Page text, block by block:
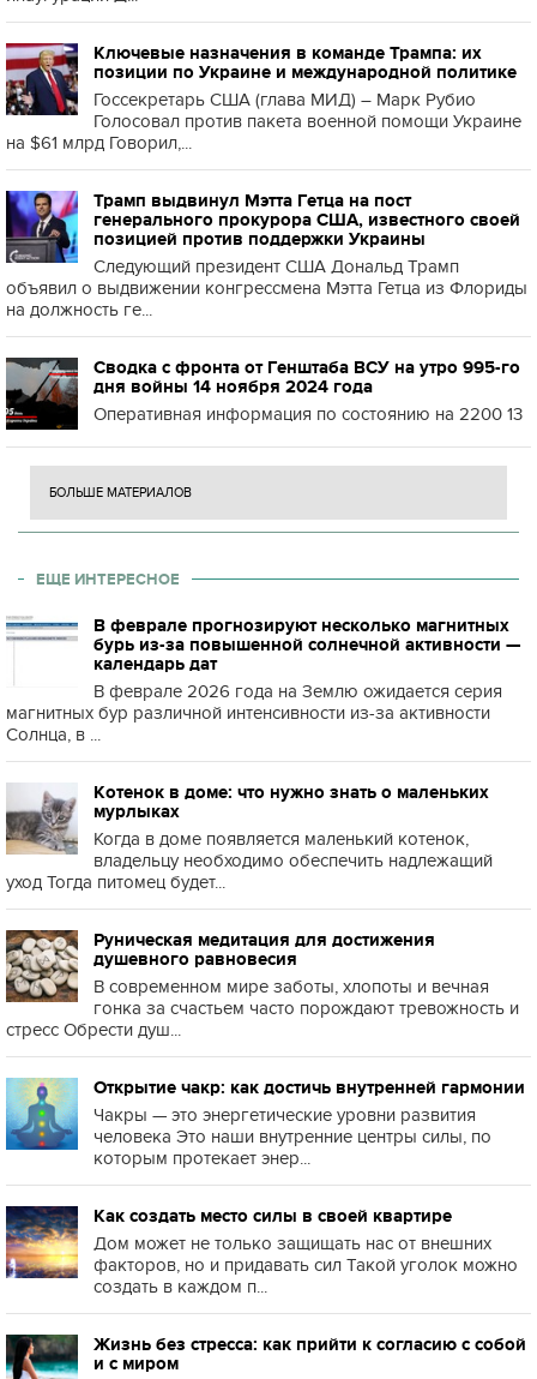
Ключевые назначения в команде Трампа: их
позиции по Украине и международной политике
Госсекретарь США (глава МИД) – Марк Рубио
Голосовал против пакета военной помощи Украине
на $61 млрд Говорил,...
Трамп выдвинул Мэтта Гетца на пост
генерального прокурора США, известного своей
позицией против поддержки Украины
Следующий президент США Дональд Трамп
объявил о выдвижении конгрессмена Мэтта Гетца из Флориды
на должность ге...
Сводка с фронта от Генштаба ВСУ на утро 995-го
дня войны 14 ноября 2024 года
Оперативная информация по состоянию на 2200 13
БОЛЬШЕ МАТЕРИАЛОВ
ЕЩЕ ИНТЕРЕСНОЕ
В феврале прогнозируют несколько магнитных
бурь из-за повышенной солнечной активности —
календарь дат
В феврале 2026 года на Землю ожидается серия
магнитных бур различной интенсивности из-за активности
Солнца, в ...
Котенок в доме: что нужно знать о маленьких
мурлыках
Когда в доме появляется маленький котенок,
владельцу необходимо обеспечить надлежащий
уход Тогда питомец будет...
Руническая медитация для достижения
душевного равновесия
В современном мире заботы, хлопоты и вечная
гонка за счастьем часто порождают тревожность и
стресс Обрести душ...
Открытие чакр: как достичь внутренней гармонии
Чакры — это энергетические уровни развития
человека Это наши внутренние центры силы, по
которым протекает энер...
Как создать место силы в своей квартире
Дом может не только защищать нас от внешних
факторов, но и придавать сил Такой уголок можно
создать в каждом п...
Жизнь без стресса: как прийти к согласию с собой
и с миром